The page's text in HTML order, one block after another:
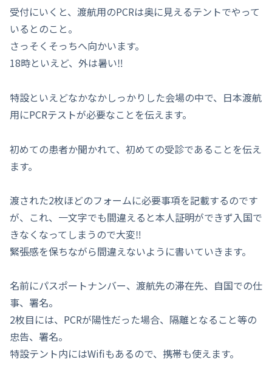
受付にいくと、渡航用のPCRは奥に見えるテントでやって
いるとのこと。
さっそくそっちへ向かいます。
18時といえど、外は暑い‼️
特設といえどなかなかしっかりした会場の中で、日本渡航
用にPCRテストが必要なことを伝えます。
初めての患者か聞かれて、初めての受診であることを伝え
ます。
渡された2枚ほどのフォームに必要事項を記載するのです
が、これ、一文字でも間違えると本人証明ができず入国で
きなくなってしまうので大変‼
緊張感を保ちながら間違えないように書いていきます。
名前にパスポートナンバー、渡航先の滞在先、自国での仕
事、署名。
2枚目には、PCRが陽性だった場合、隔離となること等の
忠告、署名。
特設テント内にはWifiもあるので、携帯も使えます。